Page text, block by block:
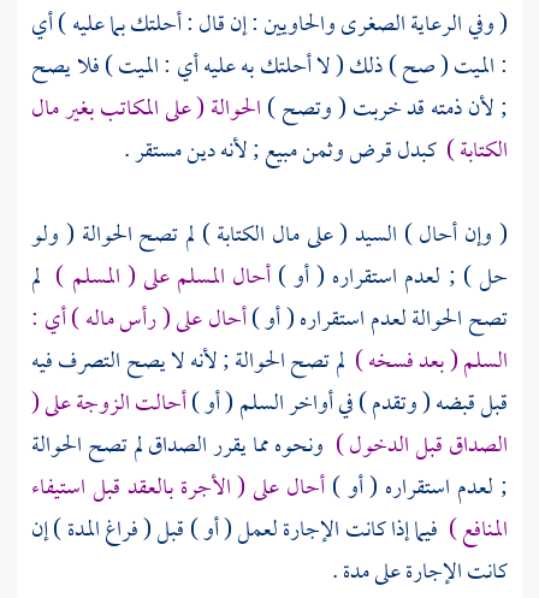
( وفي الرعاية الصغرى والحاويين : إن قال : أحلتك بما عليه ) أي
: الميت ( صح ) ذلك ( لا أحلتك به عليه أي : الميت ) فلا يصح
; لأن ذمته قد خربت ( وتصح )الحوالة ( على المكاتب بغير مال
الكتابة ) كبدل قرض وثمن مبيع ; لأنه دين مستقر .
( وإن أحال ) السيد ( على مال الكتابة ) لم تصح الحوالة ( ولو
حل ) ; لعدم استقراره ( أو )أحال المسلم على ( المسلم ) لم
تصح الحوالة لعدم استقراره ( أو )أحال على ( رأس ماله ) أي :
السلم ( بعد فسخه ) لم تصح الحوالة ; لأنه لا يصح التصرف فيه
قبل قبضه ( وتقدم ) في أواخر السلم ( أو )أحالت الزوجة على (
الصداق قبل الدخول ) ونحوه مما يقرر الصداق لم تصح الحوالة
; لعدم استقراره ( أو )أحال على ( الأجرة بالعقد قبل استيفاء
المنافع ) فيما إذا كانت الإجارة لعمل ( أو ) قبل ( فراغ المدة ) إن
كانت الإجارة على مدة .